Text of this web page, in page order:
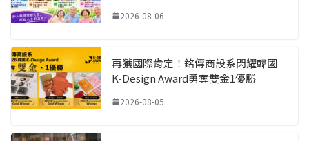
2026-08-06
再獲國際肯定！銘傳商設系閃耀韓國
K-Design Award勇奪雙金1優勝
2026-08-05